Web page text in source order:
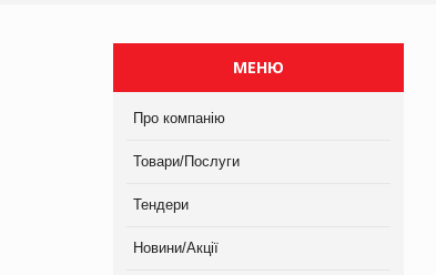
МЕНЮ
Про компанію
Товари/Послуги
Тендери
Новини/Акції